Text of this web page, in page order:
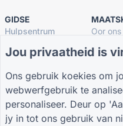
GIDSE
Hulpsentrum
TIGER FORM Gids
Oor ons
Jou privaatheid is
Ons gebruik koekies om
webwerfgebruik te
personaliseer. Deur op
jy in tot ons gebruik van